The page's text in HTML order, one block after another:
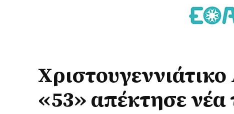
«53» απέκτησε